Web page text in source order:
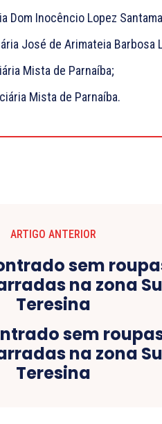
Dom Inocêncio Lopez
José de Arimateia Barbosa
Mista de Parnaíba;
Mista de Parnaíba.
ARTIGO ANTERIOR
sem
na zona
Teresina